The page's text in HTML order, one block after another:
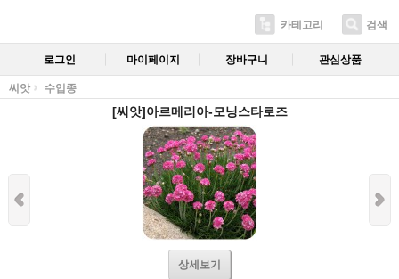
카테고리 검색
로그인 마이페이지 장바구니 관심상품
씨앗 수입종
[씨앗]아르메리아-모닝스타로즈
상세보기